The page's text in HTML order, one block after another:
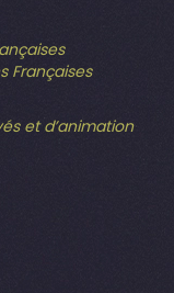
Françaises
et d’animation